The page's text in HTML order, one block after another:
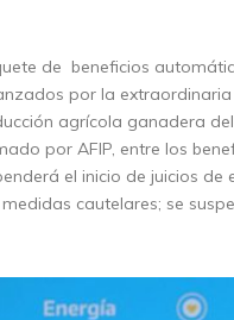
de beneficios
por la
agrícola ganadera
por AFIP, entre los
el inicio de juicios de
cautelares; se